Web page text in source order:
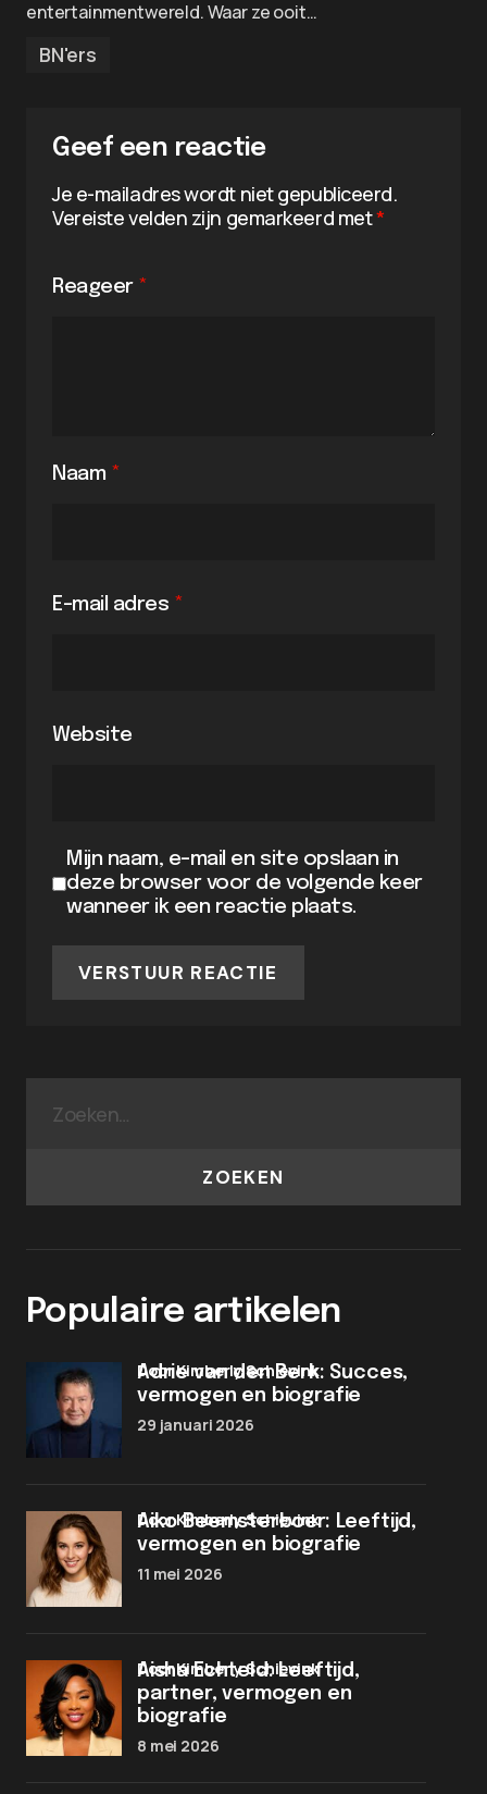
entertainmentwereld. Waar ze ooit…
BN'ers
Geef een reactie
Je e-mailadres wordt niet gepubliceerd.
Vereiste velden zijn gemarkeerd met*
Reageer *
Naam *
E-mail adres *
Website
Mijn naam, e-mail en site opslaan in
deze browser voor de volgende keer
wanneer ik een reactie plaats.
VERSTUUR REACTIE
ZOEKEN
Populaire artikelen
Adrie van den Berk: Succes,
vermogen en biografie
door Kimberly Schievink
29 januari 2026
Aiko Beemsterboer: Leeftijd,
vermogen en biografie
door Kimberly Schievink
11 mei 2026
Aisha Echteld: Leeftijd,
partner, vermogen en
biografie
door Kimberly Schievink
8 mei 2026